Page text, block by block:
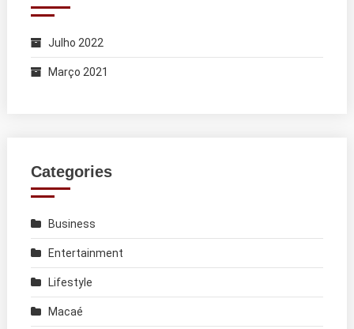
Julho 2022
Março 2021
Categories
Business
Entertainment
Lifestyle
Macaé